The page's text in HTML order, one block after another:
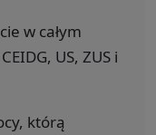
w całym
US, ZUS i
którą